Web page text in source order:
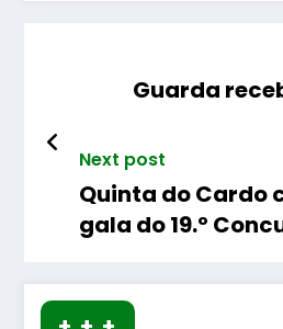
Guarda
Next post
Quinta do Cardo
gala do 19.º